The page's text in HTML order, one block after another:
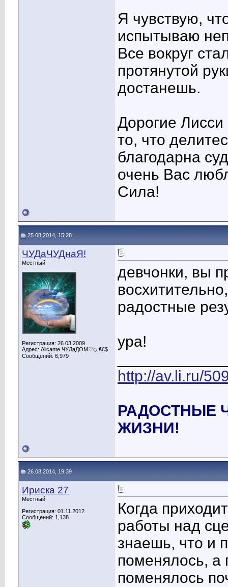
Я чувствую,
испытываю
Все вокруг
протянутой
достанешь.
Дорогие
то, что
благодарна
очень Вас
Сила!
25.08.2014, 15:28
ЧУДаЧУДнаЯ!
Местный
Регистрация: 26.03.2009
Адрес: Alicante ЧУДаДОМ♡◇ €£$
Сообщений: 6,979
девчонки, вы
радостные
ура!
http://av.li.ru/
РАДОСТНЫЕ
ЖИЗНИ!
26.08.2014, 19:39
Ириска 27
Местный
Регистрация: 01.11.2012
Сообщений: 1,138
Когда
работы над
знаешь, что и
поменялось, а
поменялось